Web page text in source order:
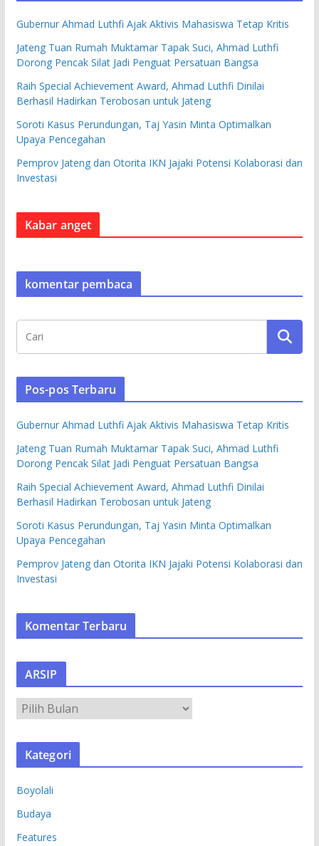
Gubernur Ahmad Luthfi Ajak Aktivis Mahasiswa Tetap Kritis
Jateng Tuan Rumah Muktamar Tapak Suci, Ahmad Luthfi
Dorong Pencak Silat Jadi Penguat Persatuan Bangsa
Raih Special Achievement Award, Ahmad Luthfi Dinilai
Berhasil Hadirkan Terobosan untuk Jateng
Soroti Kasus Perundungan, Taj Yasin Minta Optimalkan
Upaya Pencegahan
Pemprov Jateng dan Otorita IKN Jajaki Potensi Kolaborasi dan
Investasi
Kabar anget
komentar pembaca
Pos-pos Terbaru
Gubernur Ahmad Luthfi Ajak Aktivis Mahasiswa Tetap Kritis
Jateng Tuan Rumah Muktamar Tapak Suci, Ahmad Luthfi
Dorong Pencak Silat Jadi Penguat Persatuan Bangsa
Raih Special Achievement Award, Ahmad Luthfi Dinilai
Berhasil Hadirkan Terobosan untuk Jateng
Soroti Kasus Perundungan, Taj Yasin Minta Optimalkan
Upaya Pencegahan
Pemprov Jateng dan Otorita IKN Jajaki Potensi Kolaborasi dan
Investasi
Komentar Terbaru
ARSIP
S
Kategori
Boyolali
Budaya
Features